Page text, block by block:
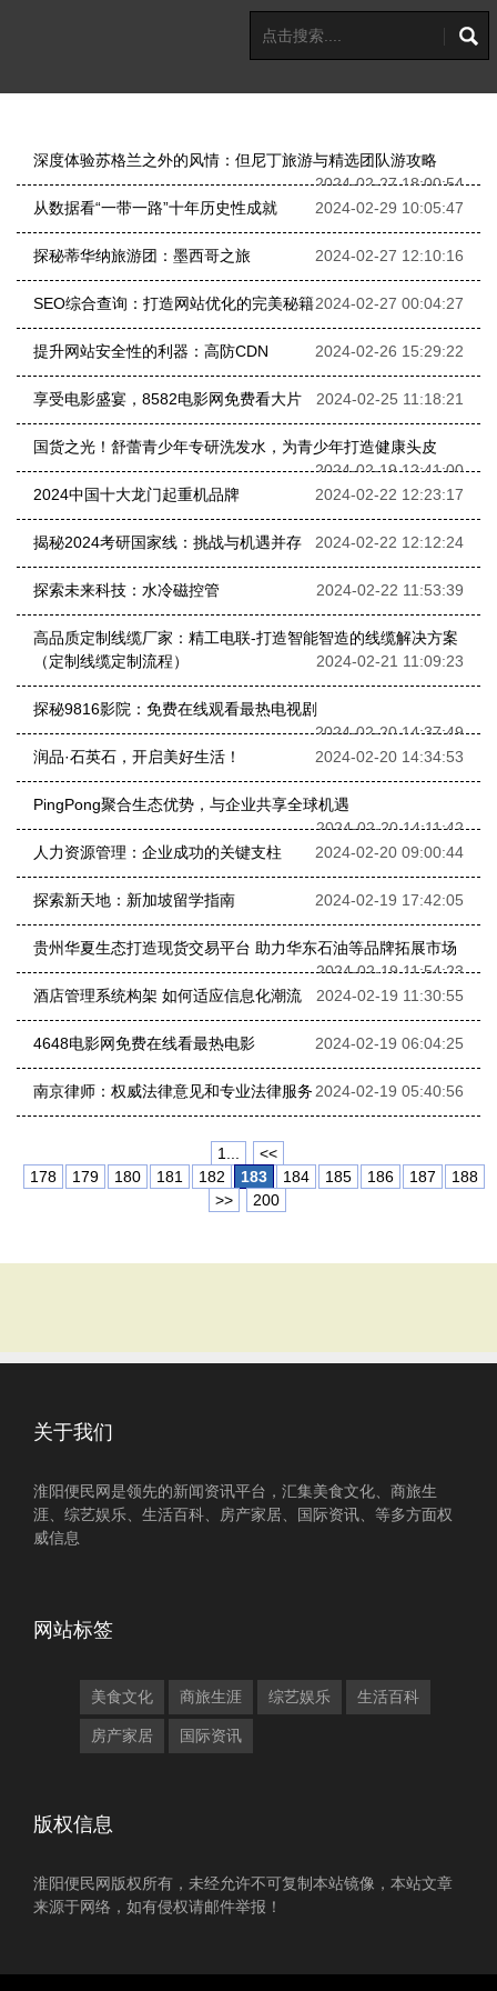
深度体验苏格兰之外的风情：但尼丁旅游与精选团队游攻略
2024-02-27 18:00:54
从数据看“一带一路”十年历史性成就
2024-02-29 10:05:47
探秘蒂华纳旅游团：墨西哥之旅 2024-02-27 12:10:16
SEO综合查询：打造网站优化的完美秘籍2024-02-27 00:04:27
提升网站安全性的利器：高防CDN 2024-02-26 15:29:22
享受电影盛宴，8582电影网免费看大片 2024-02-25 11:18:21
国货之光！舒蕾青少年专研洗发水，为青少年打造健康头皮
2024-02-19 12:41:00
2024中国十大龙门起重机品牌
2024-02-22 12:23:17
揭秘2024考研国家线：挑战与机遇并存 2024-02-22 12:12:24
探索未来科技：水冷磁控管 2024-02-22 11:53:39
高品质定制线缆厂家：精工电联-打造智能智造的线缆解决方案
（定制线缆定制流程）
2024-02-21 11:09:23
探秘9816影院：免费在线观看最热电视剧
2024-02-20 14:37:49
润品·石英石，开启美好生活！
2024-02-20 14:34:53
PingPong聚合生态优势，与企业共享全球机遇
2024-02-20 14:11:42
人力资源管理：企业成功的关键支柱
2024-02-20 09:00:44
探索新天地：新加坡留学指南 2024-02-19 17:42:05
贵州华夏生态打造现货交易平台 助力华东石油等品牌拓展市场
2024-02-19 11:54:23
酒店管理系统构架 如何适应信息化潮流
2024-02-19 11:30:55
4648电影网免费在线看最热电影 2024-02-19 06:04:25
南京律师：权威法律意见和专业法律服务 2024-02-19 05:40:56
1...
<<
178
179 180 181 182 183 184 185 186 187
188
>>
200
关于我们
淮阳便民网是领先的新闻资讯平台，汇集美食文化、商旅生
涯、综艺娱乐、生活百科、房产家居、国际资讯、等多方面权
威信息
网站标签
美食文化 商旅生涯 综艺娱乐 生活百科
房产家居 国际资讯
版权信息
淮阳便民网版权所有，未经允许不可复制本站镜像，本站文章
来源于网络，如有侵权请邮件举报！